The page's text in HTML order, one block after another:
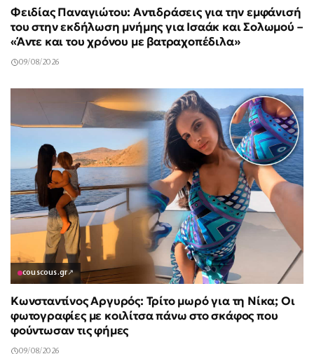
Φειδίας Παναγιώτου: Αντιδράσεις για την εμφάνισή
του στην εκδήλωση μνήμης για Ισαάκ και Σολωμού –
«Άντε και του χρόνου με βατραχοπέδιλα»
09/08/2026
couscous.gr↗
Κωνσταντίνος Αργυρός: Τρίτο μωρό για τη Νίκα; Οι
φωτογραφίες με κοιλίτσα πάνω στο σκάφος που
φούντωσαν τις φήμες
09/08/2026